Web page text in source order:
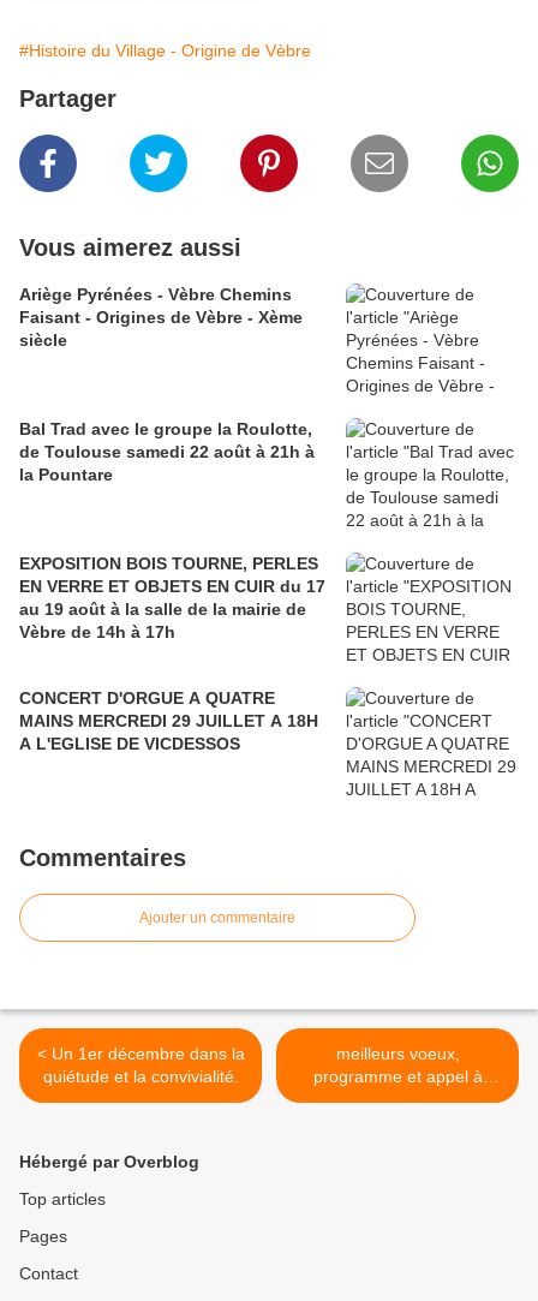
#Histoire du Village - Origine de Vèbre
Partager
Vous aimerez aussi
Ariège Pyrénées - Vèbre Chemins
Faisant - Origines de Vèbre - Xème
siècle
Bal Trad avec le groupe la Roulotte,
de Toulouse samedi 22 août à 21h à
la Pountare
EXPOSITION BOIS TOURNE, PERLES
EN VERRE ET OBJETS EN CUIR du 17
au 19 août à la salle de la mairie de
Vèbre de 14h à 17h
CONCERT D'ORGUE A QUATRE
MAINS MERCREDI 29 JUILLET A 18H
A L'EGLISE DE VICDESSOS
Commentaires
Ajouter un commentaire
< Un 1er décembre dans la
quiétude et la convivialité.
meilleurs voeux,
programme et appel à
cotisation 2019 >
Hébergé par Overblog
Top articles
Pages
Contact